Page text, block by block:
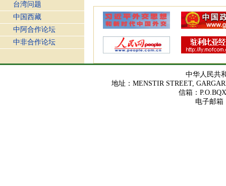
台湾问题
中国西藏
中阿合作论坛
中非合作论坛
决”出台十年的声明（2026-07-12）
习近平：在庆祝中国共产党成立105周
（2026-07-01）
中华人民共
地址：MENSTIR STREET,
信箱：
电子邮箱